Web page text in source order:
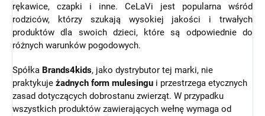
rękawice, czapki i inne. CeLaVi jest popularna wśród
rodziców, którzy szukają wysokiej jakości i trwałych
produktów dla swoich dzieci, które są odpowiednie do
różnych warunków pogodowych.
Spółka Brands4kids, jako dystrybutor tej marki, nie
praktykuje żadnych form mulesingu i przestrzega etycznych
zasad dotyczących dobrostanu zwierząt. W przypadku
wszystkich produktów zawierających wełnę wymaga od